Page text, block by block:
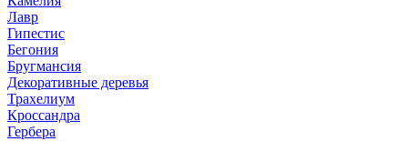
Лавр
Гипестис
Бегония
Бругмансия
Декоративные деревья
Трахелиум
Кроссандра
Гербера